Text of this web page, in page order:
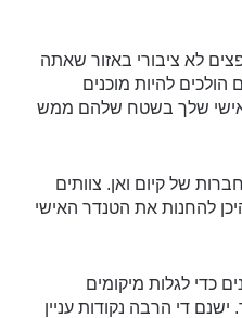
לא ציבורי באזור שאתה
הולכים להיות מוכנים
שלך בשטח שלהם ממש
של קיום ואן. צוותים
להחנות את הטנדר האישי
כדי לגלות מיקומים
די הרבה נקודות עניין